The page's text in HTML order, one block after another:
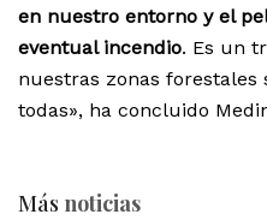
en nuestro entorno y el
eventual incendio. Es un
nuestras zonas forestales
todas», ha concluido
Más noticias